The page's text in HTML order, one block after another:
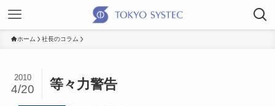
ホーム 社長のコラム
等々力警告
2010
4/20